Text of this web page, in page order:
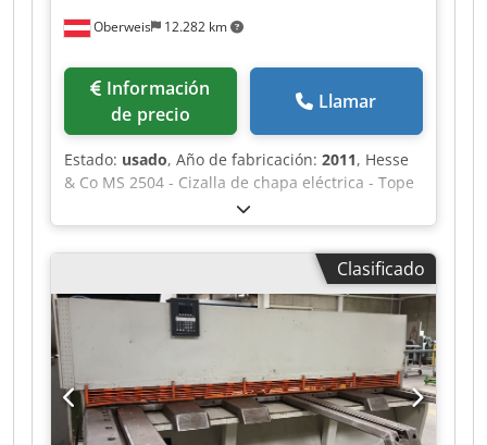
Oberweis 12.282 km
de precio
Llamar
Estado: usado, Año de fabricación: 2011, Hesse
& Co MS 2504 - Cizalla de chapa eléctrica - Tope
trasero eléctrico de 750 mm - Ajuste manual del
espacio de corte - 1 juego de cuchillas de
repuesto - Manual de instrucciones - Año de
fabricación: 2011 Datos técnicos - Capacidad de
corte: 4 mm - Longitud de corte: 2550 mm
Dkjdpfxszi A Rus Acqjr - Ángulo de corte: 1° 30' -
Número de ciclos por minuto: 42 - Ancho de la
mesa: 450 mm - Altura de la mesa: 800 mm -
Tope trasero (longitud máxima): 750 / 100 mm -
Potencia del motor: 7,5 kW - Tensión de
funcionamiento: 400 V - Dimensiones (ancho x
Clasificado